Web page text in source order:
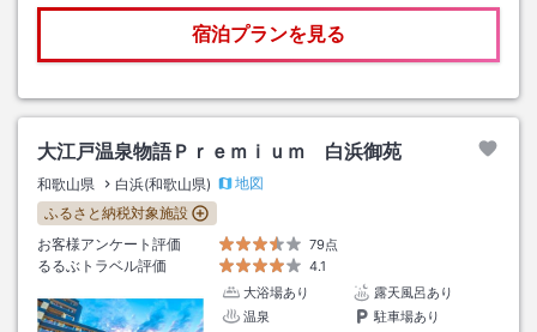
宿泊プランを見る
大江戸温泉物語Ｐｒｅｍｉｕｍ 白浜御苑
和歌山県 白浜(和歌山県)
地図
ふるさと納税対象施設
お客様アンケート評価
79点
るるぶトラベル評価
4.1
大浴場あり
露天風呂あり
温泉
駐車場あり